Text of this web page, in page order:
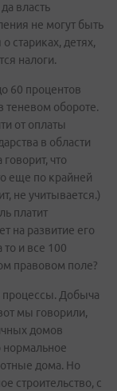
власть
не могут быть
стариках, детях,
налоги.
60 процентов
теневом обороте.
от оплаты
в области
что
еще по крайней
не учитывается.)
платит
на развитие его
то и все 100
правовом поле?
процессы. Добыча
мы говорили,
домов
нормальное
дома. Но
строительство, с